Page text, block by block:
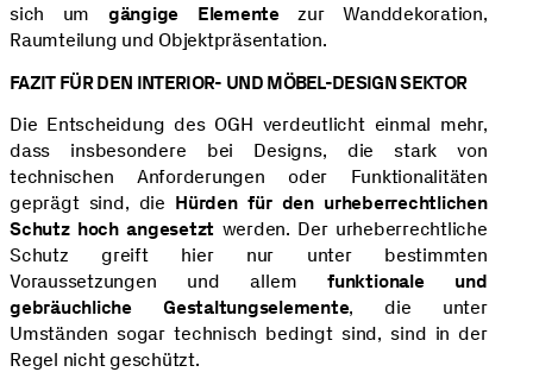
sich um gängige Elementezur Wanddekoration,
Raumteilung und Objektpräsentation.
FAZIT FÜR DEN INTERIOR- UND MÖBEL-DESIGN SEKTOR
Die Entscheidung des OGH verdeutlicht einmal mehr,
dass insbesondere bei Designs, die stark von
technischen Anforderungen oder Funktionalitäten
geprägt sind, die Hürden für den urheberrechtlichen
Schutz hoch angesetzt werden. Der urheberrechtliche
Schutz greift hier nur unter bestimmten
Voraussetzungen und allemfunktionale und
gebräuchliche Gestaltungselemente, die unter
Umständen sogar technisch bedingt sind, sind in der
Regel nicht geschützt.